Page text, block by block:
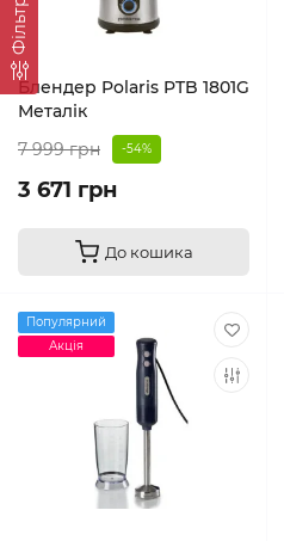
Фільтр
Блендер Polaris PTB 1801G
Металік
7 999 грн
-54%
3 671 грн
До кошика
Популярний
Акція